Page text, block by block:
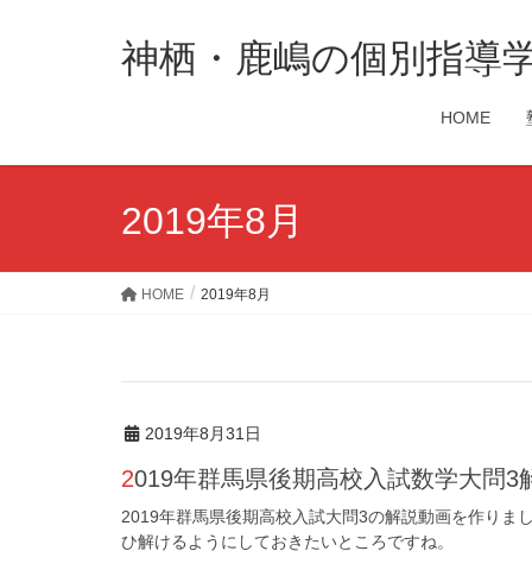
神栖・鹿嶋の個別指導
HOME
2019年8月
HOME 2019年8月
2019年8月31日
2019年群馬県後期高校入試数学大問3
2019年群馬県後期高校入試大問3の解説動画を作りま
ひ解けるようにしておきたいところですね。